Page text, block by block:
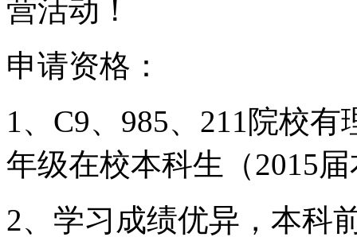
营活动！
申请资格：
1、C9、985、211院校
年级在校本科生（2015
2、学习成绩优异，本科